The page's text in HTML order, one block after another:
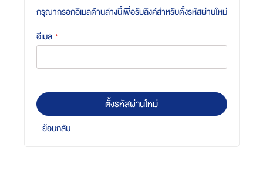
กรุณากรอกอีเมลด้านล่างนี้เพื่อรับลิงค์สำหรับตั้งรหัสผ่านใหม่
อีเมล
ตั้งรหัสผ่านใหม่
ย้อนกลับ